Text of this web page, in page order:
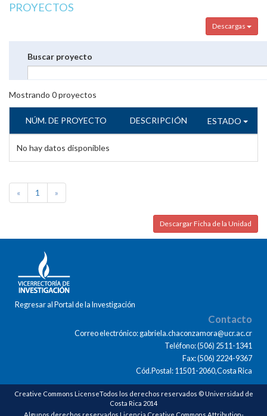
PROYECTOS
Descargas
Buscar proyecto
Mostrando 0proyectos
NÚM. DE PROYECTO DESCRIPCIÓN ESTADO
No hay datos disponibles
« 1 »
Descargar Ficha de la Unidad
Regresar al Portal de la Investigación
Contacto
Correo electrónico: gabriela.chaconzamora@ucr.ac.cr
Teléfono: (506) 2511-1341
Fax: (506) 2224-9367
Cód.Postal: 11501-2060,Costa Rica
Creative Commons LicenseTodos los derechos reservados © Universidad de
Costa Rica 2014